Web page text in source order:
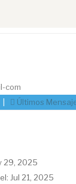
com
Últimos
29, 2025
Jul 21, 2025